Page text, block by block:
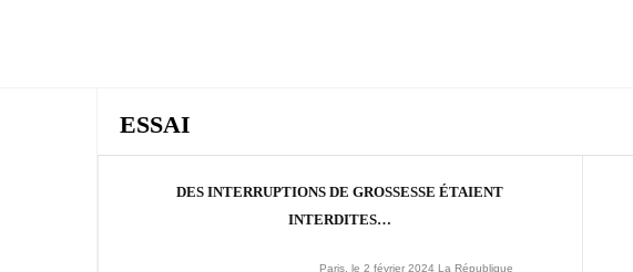
ESSAI
DES INTERRUPTIONS DE GROSSESSE ÉTAIENT
INTERDITES…
Paris, le 2 février 2024 La République